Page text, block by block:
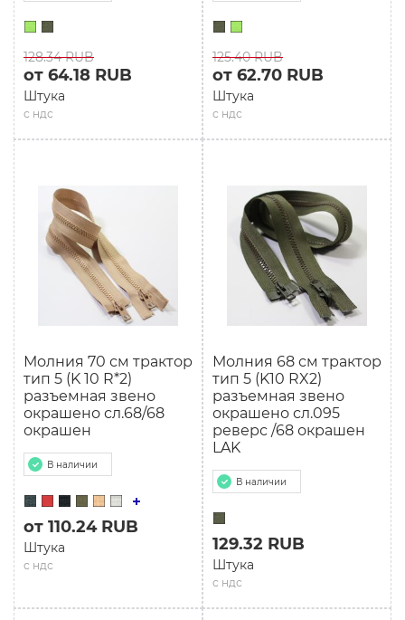
128.34 RUB
с ндс
от 64.18 RUB
Штука
125.40 RUB
с ндс
от 62.70 RUB
Штука
Молния 70 см трактор
тип 5 (K 10 R*2)
разъемная звено
окрашено сл.68/68
окрашен
В наличии
с ндс
от 110.24 RUB
Штука
Молния 68 см трактор
тип 5 (K10 RX2)
разъемная звено
окрашено сл.095
реверс /68 окрашен
LAK
В наличии
с ндс
129.32 RUB
Штука